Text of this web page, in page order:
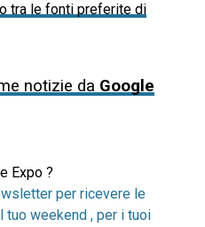
tra le fonti preferite di
notizie da Google
Expo ?
per ricevere le
weekend , per i tuoi